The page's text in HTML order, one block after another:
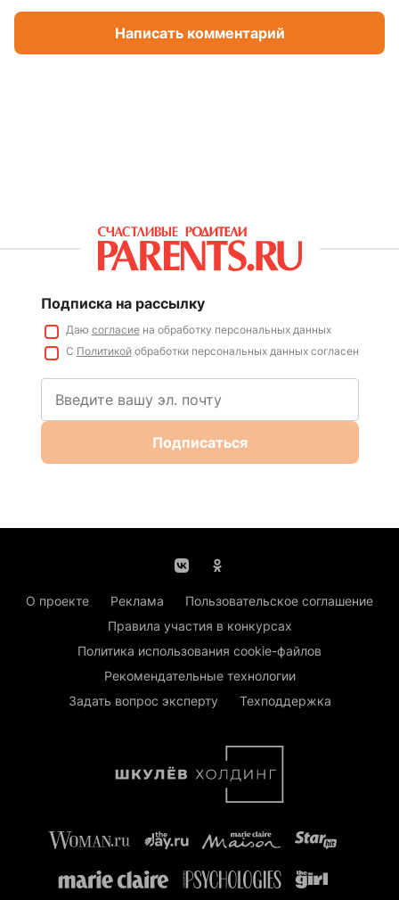
Написать комментарий
Подписка на рассылку
Даю согласиена обработку персональных данных
С Политикойобработки персональных данных согласен
Подписаться
О проекте Реклама
Пользовательское соглашение
Правила участия в конкурсах
Политика использования cookie-файлов
Рекомендательные технологии
Задать вопрос эксперту
Техподдержка